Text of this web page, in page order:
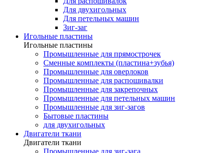
Для двухигольных
Для петельных машин
Зиг-заг
Игольные пластины
Игольные пластины
Промышленные для прямострочек
Сменные комплекты (пластина+зубья)
Промышленные для оверлоков
Промышленные для распошивалки
Промышленные для закрепочных
Промышленные для петельных машин
Промышленные для зиг-загов
Бытовые пластины
для двухигольных
Двигатели ткани
Двигатели ткани
Промышленные для зиг-зага